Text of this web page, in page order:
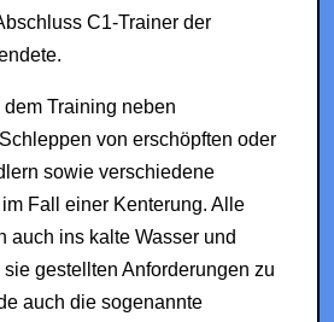
C1-Trainer der
Training neben
von erschöpften oder
sowie verschiedene
Fall einer Kenterung. Alle
auch ins kalte Wasser und
gestellten Anforderungen zu
auch die sogenannte